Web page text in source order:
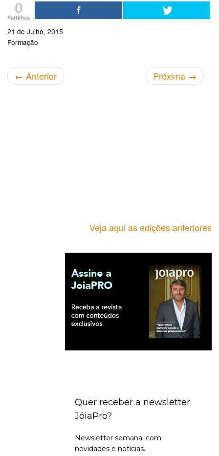
0
Partilhas
21 de Julho, 2015
Formação
← Anterior Próxima →
Veja aqui as edições anteriores